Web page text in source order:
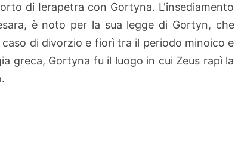
a
e
r
di Ierapetra con Gortyna. L'insediamento
è noto per la sua legge di Gortyn, che
di divorzio e fiorì tra il periodo minoico e
greca, Gortyna fu il luogo in cui Zeus rapì la